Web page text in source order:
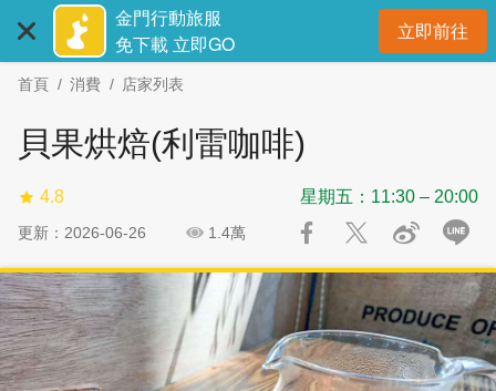
主
金門行動旅服
免下載 立即GO
立即前往開
首頁 消費 店家列表
貝果烘焙(利雷咖啡)
4.8 星期五：11:30 – 20:00
更新：2026-06-26 1.4萬
社